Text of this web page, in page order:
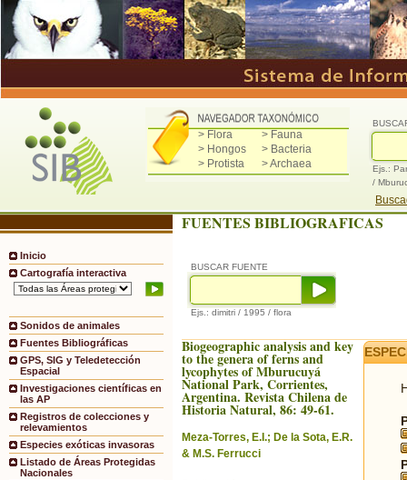
> Flora
> Fauna
> Hongos
> Bacteria
> Protista
> Archaea
Ejs.:
/
Inicio
Cartografía interactiva
Sonidos de animales
Fuentes Bibliográficas
GPS, SIG y Teledetección
Espacial
Investigaciones científicas en
las AP
Registros de colecciones y
relevamientos
Especies exóticas invasoras
Listado de Áreas Protegidas
Nacionales
FUENTES BIBLIOGRAFICAS
BUSCAR FUENTE
Ejs.: dimitri / 1995 / flora
Biogeographic analysis and key
to the genera of ferns and
lycophytes of Mburucuyá
National Park, Corrientes,
Argentina. Revista Chilena de
Historia Natural, 86: 49-61.
Meza-Torres, E.I.; De la Sota, E.R.
& M.S. Ferrucci